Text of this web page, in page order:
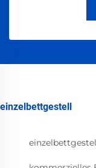
einzelbettgestell